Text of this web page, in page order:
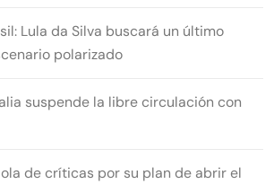
Lula da Silva buscará un último
polarizado
suspende la libre circulación con
ola de críticas por su plan de abrir el